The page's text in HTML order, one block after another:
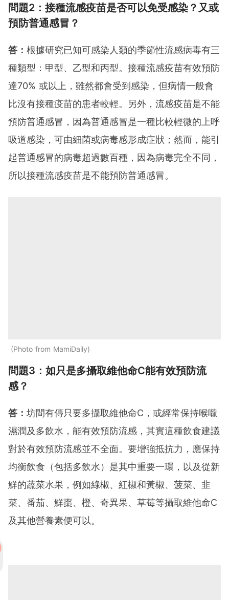
問題2：接種流感疫苗是否可以免受感染？又或
預防普通感冒？
答： 根據研究已知可感染人類的季節性流感病毒有三
種類型：甲型、乙型和丙型。接種流感疫苗有效預防
達70% 或以上，雖然都會受到感染，但病情一般會
比沒有接種疫苗的患者較輕。另外，流感疫苗是不能
預防普通感冒，因為普通感冒是一種比較輕微的上呼
吸道感染，可由細菌或病毒感形成症狀；然而，能引
起普通感冒的病毒超過數百種，因為病毒完全不同，
所以接種流感疫苗是不能預防普通感冒。
Photo from MamiDaily
問題3：如只是多攝取維他命C能有效預防流
感？
答： 坊間有傳只要多攝取維他命C，或經常保持喉嚨
濕潤及多飲水，能有效預防流感，其實這種飲食建議
對於有效預防流感並不全面。要增強抵抗力，應保持
均衡飲食（包括多飲水）是其中重要一環，以及從新
鮮的蔬菜水果，例如綠椒、紅椒和黃椒、菠菜、韭
菜、番茄、鮮棗、橙、奇異果、草莓等攝取維他命C
及其他營養素便可以。